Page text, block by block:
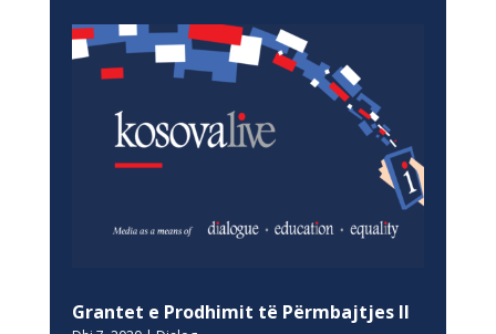
Grantet e Prodhimit të Përmbajtjes II